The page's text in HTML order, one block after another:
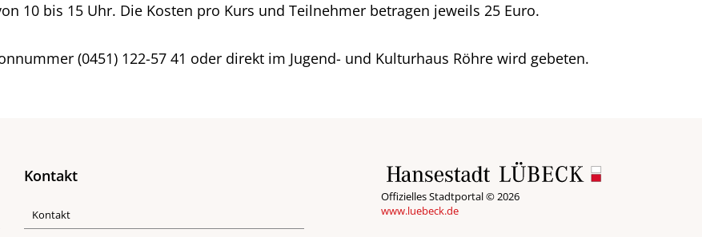
10 bis 15 Uhr. Die Kosten pro Kurs und Teilnehmer betragen jeweils 25 Euro.
(0451) 122-57 41 oder direkt im Jugend- und Kulturhaus Röhre wird gebeten.
Kontakt
Kontakt
Offizielles Stadtportal © 2026
www.luebeck.de